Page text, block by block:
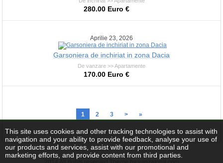
280.00 Euro €
Aprilie 23, 2026
Garsoniera de inchiriat in zona Dacia
De vanzare >> Apartamente
170.00 Euro €
1 2 3 > »
This site uses cookies and other tracking technologies to assist with
navigation and your ability to provide feedback, analyse your use of
our products and services, assist with our promotional and
marketing efforts, and provide content from third parties.